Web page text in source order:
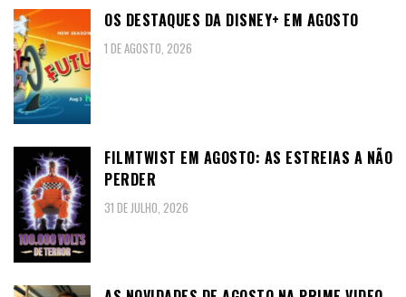
OS DESTAQUES DA DISNEY+ EM AGOSTO
1 DE AGOSTO, 2026
FILMTWIST EM AGOSTO: AS ESTREIAS A NÃO
PERDER
31 DE JULHO, 2026